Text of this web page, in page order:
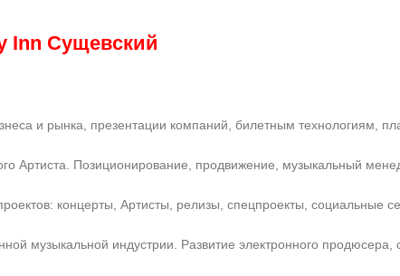
Inn Сущевский
и рынка, презентации компаний, билетным технологиям,
Артиста. Позиционирование, продвижение, музыкальный
концерты, Артисты, релизы, спецпроекты, социальные
музыкальной индустрии. Развитие электронного